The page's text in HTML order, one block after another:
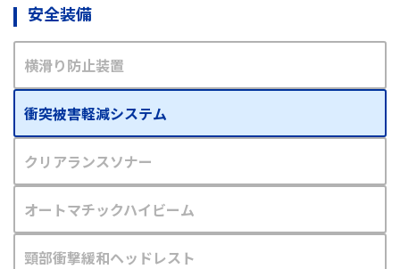
安全装備
横滑り防止装置
衝突被害軽減システム
クリアランスソナー
オートマチックハイビーム
頸部衝撃緩和ヘッドレスト